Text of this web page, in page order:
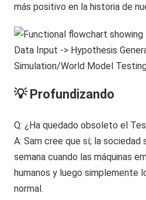
más positivo en la historia de
💡 Profundizando
Q: ¿Ha quedado obsoleto el
A: Sam cree que sí; la sociedad
semana cuando las máquinas
humanos y luego simplemente
normal.